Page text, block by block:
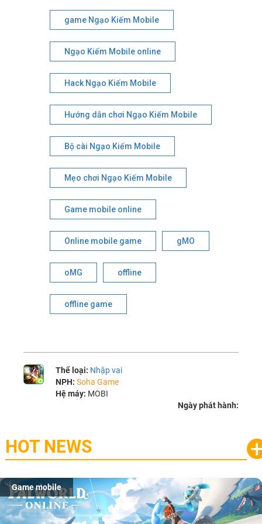
game Ngạo Kiếm Mobile
Ngạo Kiếm Mobile online
Hack Ngạo Kiếm Mobile
Hướng dẫn chơi Ngạo Kiếm Mobile
Bộ cài Ngạo Kiếm Mobile
Mẹo chơi Ngạo Kiếm Mobile
Game mobile online
Online mobile game gMO
oMG offline
offline game
Thể loại: Nhập vai
NPH:Soha Game
Hệ máy: MOBI
Ngày phát hành:
HOT NEWS
Game mobile